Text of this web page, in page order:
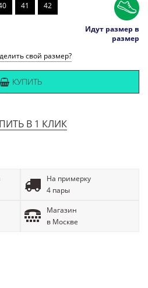
41 42
Идут размер в
размер
свой размер?
КУПИТЬ
В 1 КЛИК
На примерку
4 пары
Магазин
в Москве